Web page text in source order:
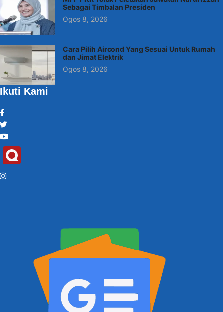
Sebagai Timbalan Presiden
Ogos 8, 2026
Cara Pilih Aircond Yang Sesuai Untuk Rumah
dan Jimat Elektrik
Ogos 8, 2026
Ikuti Kami